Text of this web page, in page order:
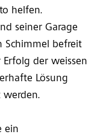
helfen.
seiner Garage
Schimmel befreit
der weissen
Lösung
werden.
ein